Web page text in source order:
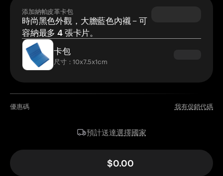
添加納帕皮革卡包
時尚黑色外觀，大膽藍色內襯 – 可
容納最多 4 張卡片。
卡包
尺寸：10x7.5x1cm
優惠碼 我有促銷代碼
預計送達選擇國家
$0.00